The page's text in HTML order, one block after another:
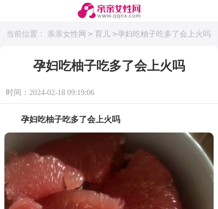
当前位置： 亲亲女性网 > 育儿 >孕妇吃柚子吃多了会上火吗
孕妇吃柚子吃多了会上火吗
时间：2024-02-18 09:19:06
孕妇吃柚子吃多了会上火吗